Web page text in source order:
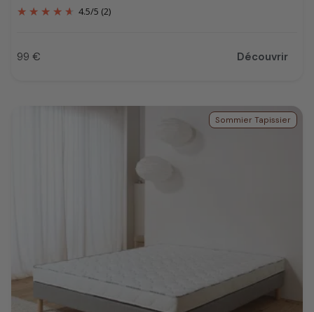
4.5/5 (2)
Prix
99 € Découvrir
Sommier Tapissier